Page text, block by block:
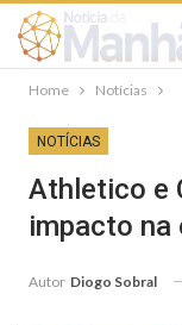
Home Notícias
NOTÍCIAS
Athletico e
impacto na
Autor Diogo Sobral